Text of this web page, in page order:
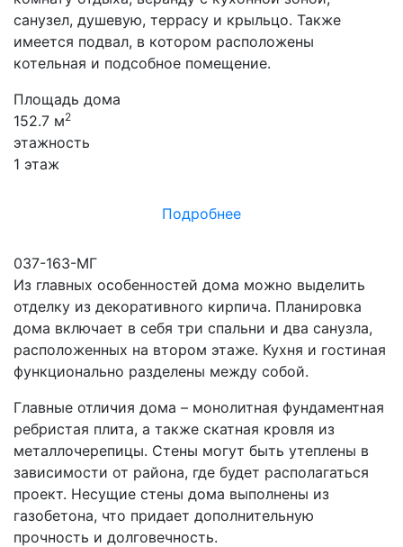
санузел, душевую, террасу и крыльцо. Также
имеется подвал, в котором расположены
котельная и подсобное помещение.
Площадь дома
152.7 м2
этажность
1 этаж
Подробнее
037-163-МГ
Из главных особенностей дома можно выделить
отделку из декоративного кирпича. Планировка
дома включает в себя три спальни и два санузла,
расположенных на втором этаже. Кухня и гостиная
функционально разделены между собой.
Главные отличия дома – монолитная фундаментная
ребристая плита, а также скатная кровля из
металлочерепицы. Стены могут быть утеплены в
зависимости от района, где будет располагаться
проект. Несущие стены дома выполнены из
газобетона, что придает дополнительную
прочность и долговечность.